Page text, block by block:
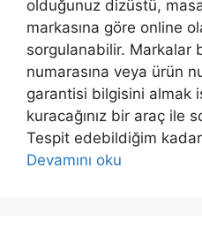
olduğunuz dizüstü,
markasına göre online
sorgulanabilir. Markalar
numarasına veya ürün
garantisi bilgisini almak
kuracağınız bir araç ile
Tespit edebildiğim
Devamını oku